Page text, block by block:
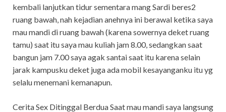
kembali lanjutkan tidur sementara mang Sardi beres2
ruang bawah, nah kejadian anehnya ini berawal ketika saya
mau mandi di ruang bawah (karena sowernya deket ruang
tamu) saat itu saya mau kuliah jam 8.00, sedangkan saat
bangun jam 7.00 saya agak santai saat itu karena selain
jarak kampusku deket juga ada mobil kesayanganku itu yg
selalu menemani kemanapun.
Cerita Sex Ditinggal Berdua Saat mau mandi saya langsung